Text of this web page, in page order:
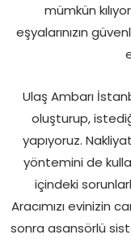
mümkün
eşyalarınızın
Ulaş Ambarı
oluşturup,
yapıyoruz.
yöntemini de
içindeki
Aracımızı evinizin
sonra asansörlü